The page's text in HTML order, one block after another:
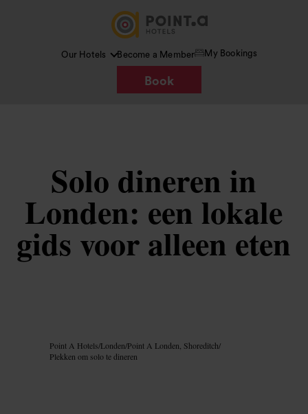
Our Hotels Become a Member My Bookings
Book
Solo dineren in
Londen: een lokale
gids voor alleen eten
Point A Hotels/Londen/Point A Londen, Shoreditch/
Plekken om solo te dineren